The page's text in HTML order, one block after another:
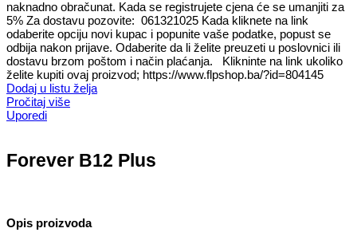
naknadno obračunat. Kada se registrujete cjena će se umanjiti za
5% Za dostavu pozovite: 061321025 Kada kliknete na link
odaberite opciju novi kupac i popunite vaše podatke, popust se
odbija nakon prijave. Odaberite da li želite preuzeti u poslovnici ili
dostavu brzom poštom i način plaćanja. Klikninte na link ukoliko
želite kupiti ovaj proizvod; https://www.flpshop.ba/?id=804145
Dodaj u listu želja
Pročitaj više
Uporedi
Forever B12 Plus
Opis proizvoda